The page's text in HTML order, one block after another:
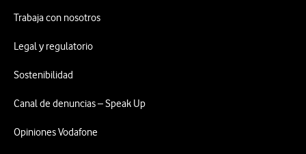
Trabaja con nosotros
Legal y regulatorio
Sostenibilidad
Canal de denuncias – Speak Up
Opiniones Vodafone